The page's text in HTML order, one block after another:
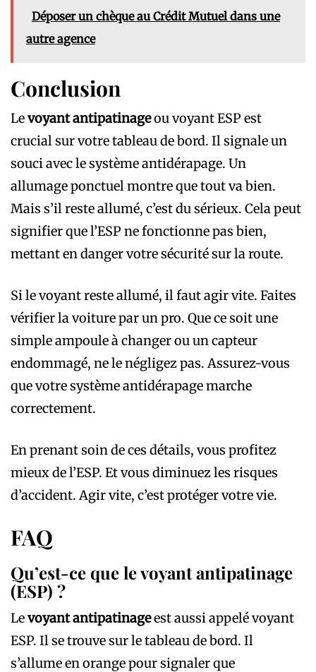
Déposer un chèque au Crédit Mutuel dans une
autre agence
Conclusion
Levoyant antipatinageou voyant ESP est
crucial sur votre tableau de bord. Il signale un
souci avec le système antidérapage. Un
allumage ponctuel montre que tout va bien.
Mais s’il reste allumé, c’est du sérieux. Cela peut
signifier que l’ESP ne fonctionne pas bien,
mettant en danger votre sécurité sur la route.
Si le voyant reste allumé, il faut agir vite. Faites
vérifier la voiture par un pro. Que ce soit une
simple ampoule à changer ou un capteur
endommagé, ne le négligez pas. Assurez-vous
que votre système antidérapage marche
correctement.
En prenant soin de ces détails, vous profitez
mieux de l’ESP. Et vous diminuez les risques
d’accident. Agir vite, c’est protéger votre vie.
FAQ
Qu’est-ce que le voyant antipatinage
(ESP) ?
Levoyant antipatinageest aussi appelé voyant
ESP. Il se trouve sur le tableau de bord. Il
s’allume en orange pour signaler que